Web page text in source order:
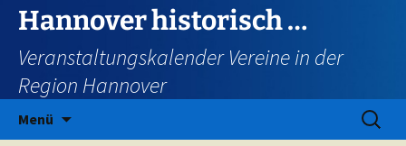
Zum
Inhalt
springen
Hannover historisch …
Veranstaltungskalender Vereine in der
Region Hannover
Menü
Suchen
nach: